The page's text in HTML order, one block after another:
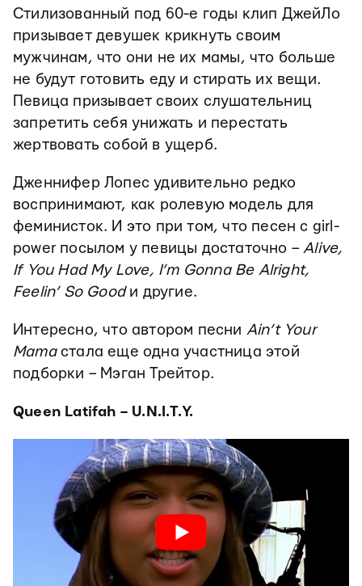
Стилизованный под 60-е годы клип ДжейЛо
призывает девушек крикнуть своим
мужчинам, что они не их мамы, что больше
не будут готовить еду и стирать их вещи.
Певица призывает своих слушательниц
запретить себя унижать и перестать
жертвовать собой в ущерб.
Дженнифер Лопес удивительно редко
воспринимают, как ролевую модель для
феминисток. И это при том, что песен с girl-
power посылом у певицы достаточно – Alive,
If You Had My Love, I’m Gonna Be Alright,
Feelin’ So Goodи другие.
Интересно, что автором песни Ain’t Your
Mamaстала еще одна участница этой
подборки – Мэган Трейтор.
Queen Latifah – U.N.I.T.Y.